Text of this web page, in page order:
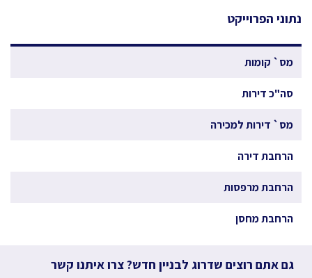
נתוני הפרוייקט
מס` קומות
סה"כ דירות
מס` דירות למכירה
הרחבת דירה
הרחבת מרפסות
הרחבת מחסן
גם אתם רוצים שדרוג לבניין חדש? צרו איתנו קשר